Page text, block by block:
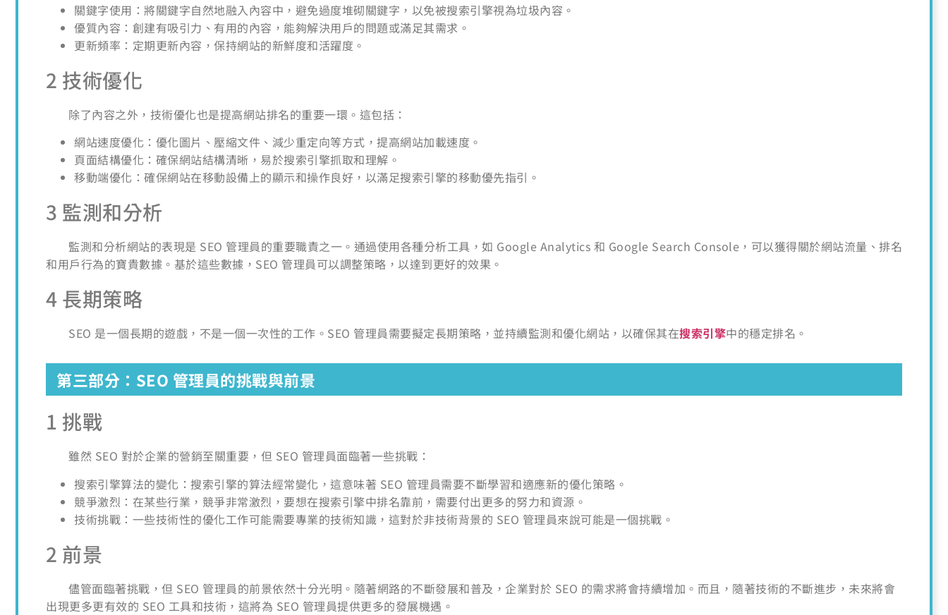
關鍵字使用：將關鍵字自然地融入內容中，避免過度堆砌關鍵字，以免被搜索引擎視為垃圾內容。
優質內容：創建有吸引力、有用的內容，能夠解決用戶的問題或滿足其需求。
更新頻率：定期更新內容，保持網站的新鮮度和活躍度。
2 技術優化
除了內容之外，技術優化也是提高網站排名的重要一環。這包括：
網站速度優化：優化圖片、壓縮文件、減少重定向等方式，提高網站加載速度。
頁面結構優化：確保網站結構清晰，易於搜索引擎抓取和理解。
移動端優化：確保網站在移動設備上的顯示和操作良好，以滿足搜索引擎的移動優先指引。
3 監測和分析
監測和分析網站的表現是 SEO 管理員的重要職責之一。通過使用各種分析工具，如 Google Analytics 和 Google Search Console，可以獲得關於網站流量、排名
和用戶行為的寶貴數據。基於這些數據，SEO 管理員可以調整策略，以達到更好的效果。
4 長期策略
SEO 是一個長期的遊戲，不是一個一次性的工作。SEO 管理員需要擬定長期策略，並持續監測和優化網站，以確保其在搜索引擎中的穩定排名。
第三部分：SEO 管理員的挑戰與前景
1 挑戰
雖然 SEO 對於企業的營銷至關重要，但 SEO 管理員面臨著一些挑戰：
搜索引擎算法的變化：搜索引擎的算法經常變化，這意味著 SEO 管理員需要不斷學習和適應新的優化策略。
競爭激烈：在某些行業，競爭非常激烈，要想在搜索引擎中排名靠前，需要付出更多的努力和資源。
技術挑戰：一些技術性的優化工作可能需要專業的技術知識，這對於非技術背景的 SEO 管理員來說可能是一個挑戰。
2 前景
儘管面臨著挑戰，但 SEO 管理員的前景依然十分光明。隨著網路的不斷發展和普及，企業對於 SEO 的需求將會持續增加。而且，隨著技術的不斷進步，未來將會
出現更多更有效的 SEO 工具和技術，這將為 SEO 管理員提供更多的發展機遇。